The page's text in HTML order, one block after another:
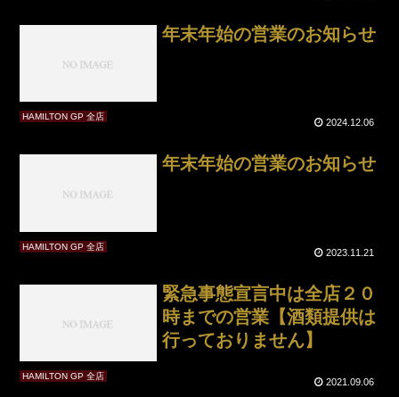
HAMILTON GP 全店
年末年始の営業のお知らせ
2024.12.06
HAMILTON GP 全店
年末年始の営業のお知らせ
2023.11.21
HAMILTON GP 全店
緊急事態宣言中は全店２０
時までの営業【酒類提供は
行っておりません】
2021.09.06